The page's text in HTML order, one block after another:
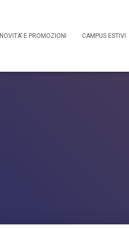
NOVITA’ E PROMOZIONI CAMPUS ESTIVI